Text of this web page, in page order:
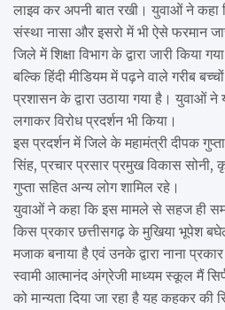
लाइव कर अपनी बात रखी। युवाओं ने कहा
संस्था नासा और इसरो में भी ऐसे फरमान
जिले में शिक्षा विभाग के द्वारा जारी किया
बल्कि हिंदी मीडियम में पढ़ने वाले गरीब
प्रशासन के द्वारा उठाया गया है। युवाओं ने
लगाकर विरोध प्रदर्शन भी किया।
इस प्रदर्शन में जिले के महामंत्री दीपक
सिंह, प्रचार प्रसार प्रमुख विकास सोनी,
गुप्ता सहित अन्य लोग शामिल रहे।
युवाओं ने कहा कि इस मामले से सहज ही
किस प्रकार छत्तीसगढ़ के मुखिया भूपेश
मजाक बनाया है एवं उनके द्वारा नाना
स्वामी आत्मानंद अंग्रेजी माध्यम स्कूल मैं
को मान्यता दिया जा रहा है यह कहकर की